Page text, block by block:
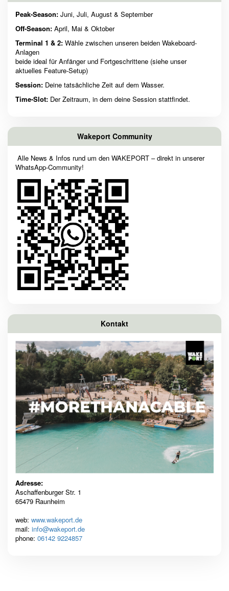
Peak-Season: Juni, Juli, August & September
Off-Season: April, Mai & Oktober
Terminal 1 & 2: Wähle zwischen unseren beiden Wakeboard-
Anlagen
beide ideal für Anfänger und Fortgeschrittene (siehe unser
aktuelles Feature-Setup)
Session: Deine tatsächliche Zeit auf dem Wasser.
Time-Slot: Der Zeitraum, in dem deine Session stattfindet.
Wakeport Community
Alle News & Infos rund um den WAKEPORT – direkt in unserer
WhatsApp-Community!
Kontakt
Adresse:
Aschaffenburger Str. 1
65479 Raunheim
web: www.wakeport.de
mail: info@wakeport.de
phone: 06142 9224857